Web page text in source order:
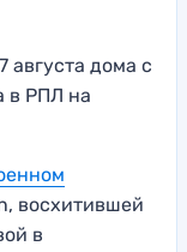
дома с
в РПЛ на
восхитившей
в